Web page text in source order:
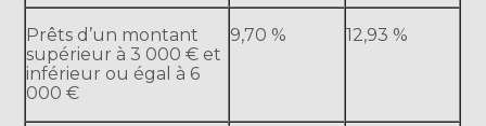
Prêts d’un montant
supérieur à 3 000 € et
inférieur ou égal à 6
000 €
9,70 % 12,93 %